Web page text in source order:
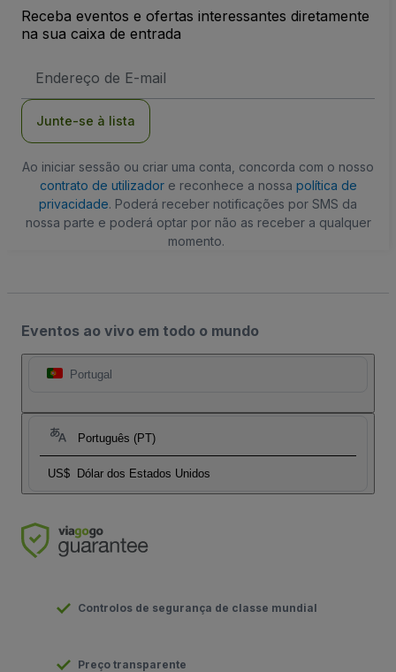
Receba eventos e ofertas interessantes diretamente
na sua caixa de entrada
de
Junte-se à lista
Ao iniciar sessão ou criar uma conta, concorda com o nosso
contrato de utilizadore reconhece a nossa política de
privacidade. Poderá receber notificações por SMS da
nossa parte e poderá optar por não as receber a qualquer
momento.
Eventos ao vivo em todo o mundo
Portugal
Português (PT)
US$ Dólar dos Estados Unidos
Controlos de segurança de classe mundial
Preço transparente